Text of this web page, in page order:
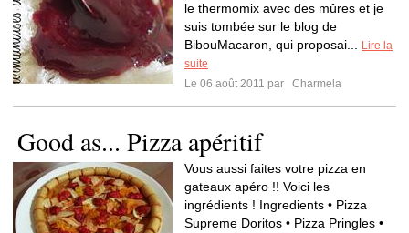
le thermomix avec des mûres et je
suis tombée sur le blog de
BibouMacaron, qui proposai...
Lire la
suite
Le 06 août 2011 par
Charmela
Good as... Pizza apéritif
Vous aussi faites votre pizza en
gateaux apéro !! Voici les
ingrédients ! Ingredients • Pizza
Supreme Doritos • Pizza Pringles •